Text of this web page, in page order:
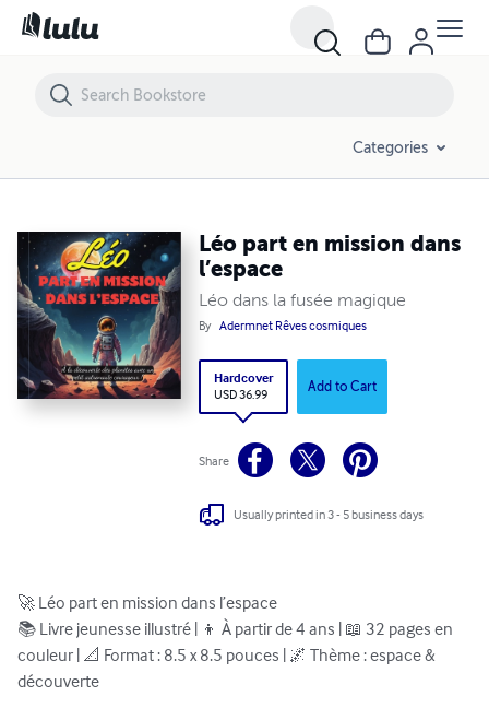
Categories
Léo part en mission dans
l’espace
Léo dans la fusée magique
By Adermnet Rêves cosmiques
Hardcover
USD 36.99 Add to Cart
Share
Usually printed in 3 - 5 business days
🚀 Léo part en mission dans l’espace
📚 Livre jeunesse illustré | 👦 À partir de 4 ans | 📖 32 pages en
couleur | 📐 Format : 8.5 x 8.5 pouces | 🌌 Thème : espace &
découverte
Léo part en mission dans l’espace